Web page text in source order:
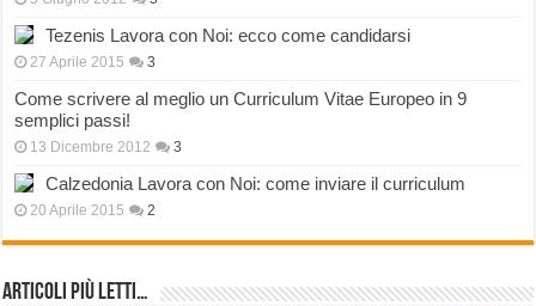
Tezenis Lavora con Noi: ecco come candidarsi
27 Aprile 2015 3
Come scrivere al meglio un Curriculum Vitae Europeo in 9
semplici passi!
13 Dicembre 2012 3
Calzedonia Lavora con Noi: come inviare il curriculum
20 Aprile 2015 2
Articoli più Letti…